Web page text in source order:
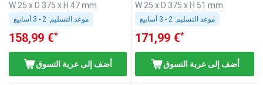
W 25 x D 375 x H 47 mm
موعد التسليم: 2 - 3 أسابيع
158,99 €*
أضف إلى عربة التسوق
W 25 x D 375 x H 51 mm
موعد التسليم:
171,99 €*
أضف إلى عربة التسوق